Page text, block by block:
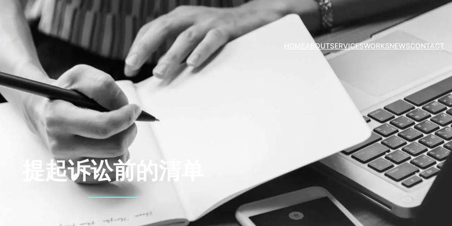
ABOUTSERVICESWORKSNEWSCONTACT
提起诉讼前的清单